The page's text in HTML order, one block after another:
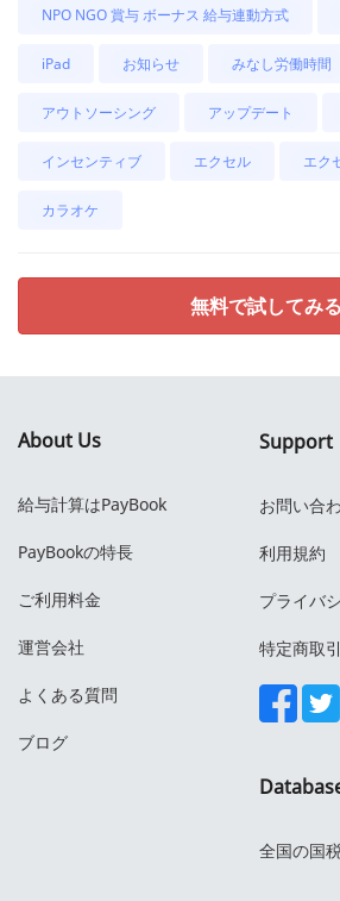
NPO NGO 賞与 ボーナス 給与連動方式
iPad お知らせ みなし労働時間
アウトソーシング アップデート
インセンティブ エクセル エク
カラオケ
無料で試してみる
About Us
給与計算はPayBook
PayBookの特長
ご利用料金
運営会社
よくある質問
ブログ
Support
お問い合
利用規約
プライバ
特定商取
全国の国